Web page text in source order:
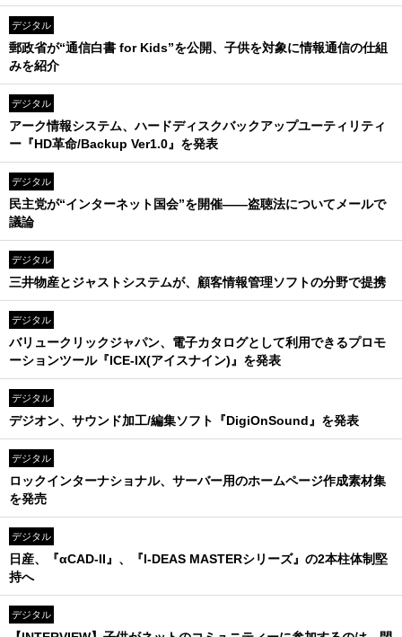
デジタル
郵政省が“通信白書 for Kids”を公開、子供を対象に情報通信の仕組
みを紹介
デジタル
アーク情報システム、ハードディスクバックアップユーティリティ
ー『HD革命/Backup Ver1.0』を発表
デジタル
民主党が“インターネット国会”を開催――盗聴法についてメールで
議論
デジタル
三井物産とジャストシステムが、顧客情報管理ソフトの分野で提携
デジタル
バリュークリックジャパン、電子カタログとして利用できるプロモ
ーションツール『ICE-IX(アイスナイン)』を発表
デジタル
デジオン、サウンド加工/編集ソフト『DigiOnSound』を発表
デジタル
ロックインターナショナル、サーバー用のホームページ作成素材集
を発売
デジタル
日産、『αCAD-II』、『I-DEAS MASTERシリーズ』の2本柱体制堅
持へ
デジタル